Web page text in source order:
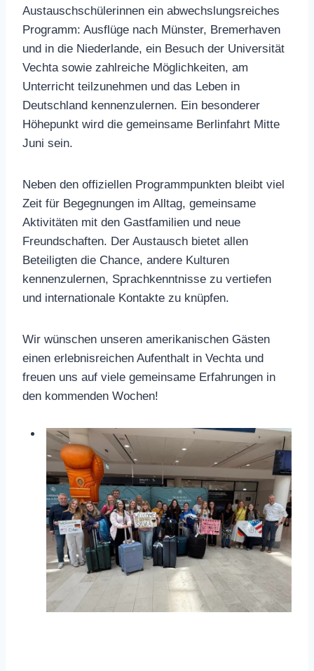
Austauschschülerinnen ein abwechslungsreiches
Programm: Ausflüge nach Münster, Bremerhaven
und in die Niederlande, ein Besuch der Universität
Vechta sowie zahlreiche Möglichkeiten, am
Unterricht teilzunehmen und das Leben in
Deutschland kennenzulernen. Ein besonderer
Höhepunkt wird die gemeinsame Berlinfahrt Mitte
Juni sein.
Neben den offiziellen Programmpunkten bleibt viel
Zeit für Begegnungen im Alltag, gemeinsame
Aktivitäten mit den Gastfamilien und neue
Freundschaften. Der Austausch bietet allen
Beteiligten die Chance, andere Kulturen
kennenzulernen, Sprachkenntnisse zu vertiefen
und internationale Kontakte zu knüpfen.
Wir wünschen unseren amerikanischen Gästen
einen erlebnisreichen Aufenthalt in Vechta und
freuen uns auf viele gemeinsame Erfahrungen in
den kommenden Wochen!